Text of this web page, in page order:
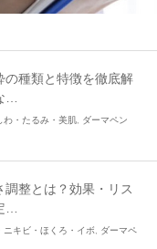
の種類と特徴を徹底解
…
わ・たるみ・美肌 ダーマペン
調整とは？効果・リス
…
ニキビ・ほくろ・イボ
ダーマペ